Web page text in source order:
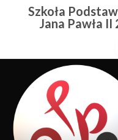
PrzejdźSzkoła
Jana Pawła